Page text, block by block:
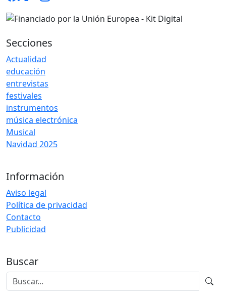
Secciones
Actualidad
educación
entrevistas
festivales
instrumentos
música electrónica
Musical
Navidad 2025
Información
Aviso legal
Política de privacidad
Contacto
Publicidad
Buscar